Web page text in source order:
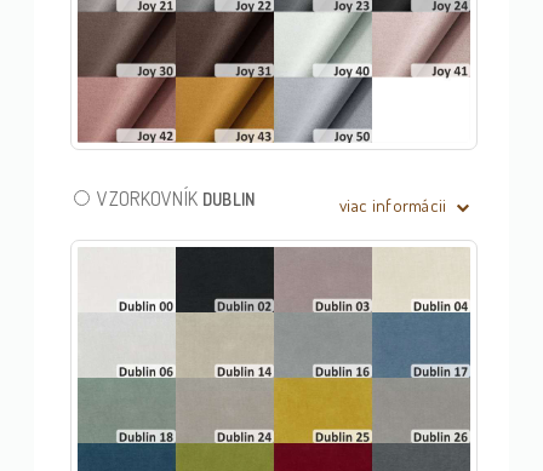
VZORKOVNÍK DUBLIN viac informácii